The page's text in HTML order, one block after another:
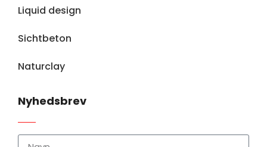
Liquid design
Sichtbeton
Naturclay
Nyhedsbrev